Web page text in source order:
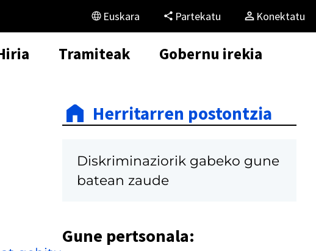
Euskara Partekatu Konektatu
Tramiteak Gobernu irekia
Herritarren postontzia
Diskriminaziorik gabeko gune
batean zaude
Gune pertsonala: